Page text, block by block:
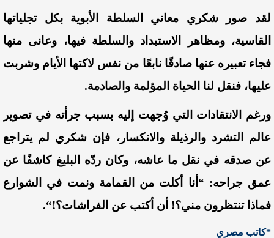
لقد صور شكري معاني السلطة الأبوية بكل تجلياتها
القاسية، ومظاهر الاستبداد والسلطة فيها، وعانى منها
فجاء تعبيره عنها صادقًا نابعًا من نفس لاكتها الأيام وشربت
عليها، فنقل لنا الحياة المؤلمة والصادمة.
ورغم ا لانتقادات التي وُجهت إليه بسبب جرأته في تصوير
عالم التشرد والرذيلة والانكسار، فإن شكري لم يتراجع
عن صدقه في نقل ما عاشه، وكان ردّه البليغ كاشفًا عن
عمق جراحه: “أنا أكلت من القمامة ونمت في الشوارع
فماذا تنتظرون مني؟! أن أكتب عن الفراشات؟!“.
*كاتب مصري